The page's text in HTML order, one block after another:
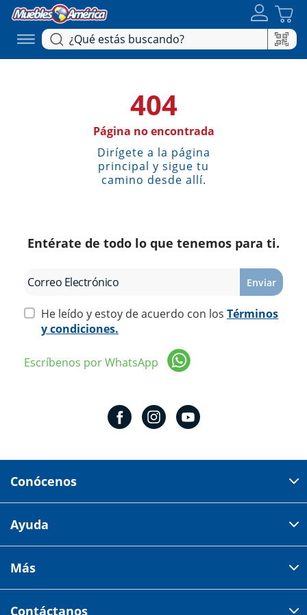
404
Página no encontrada
Dirígete a la página
principal y sigue tu
camino desde allí.
Entérate de todo lo que tenemos para ti.
Enviar
He leído y estoy de acuerdo con los Términos
y condiciones.
Escríbenos por WhatsApp
Conócenos
Av 18 de marzo # 309. Colonia la Nogalera.
Tiendas
Ayuda
Centro de ayuda
Más
Contáctanos